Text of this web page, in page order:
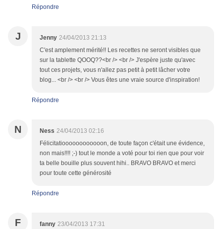
Répondre
J Jenny 24/04/2013 21:13
C'est amplement mérité!! Les recettes ne seront visibles que
sur la tablette QOOQ??<br /> <br /> J'espère juste qu'avec
tout ces projets, vous n'allez pas petit à petit lâcher votre
blog... <br /> <br /> Vous êtes une vraie source d'inspiration!
Répondre
N Ness 24/04/2013 02:16
Félicitatioooooooooooon, de toute façon c'était une évidence,
non mais!!!! ;-) tout le monde a voté pour toi rien que pour voir
ta belle bouille plus souvent hihi.. BRAVO BRAVO et merci
pour toute cette générosité
Répondre
F fanny 23/04/2013 17:31